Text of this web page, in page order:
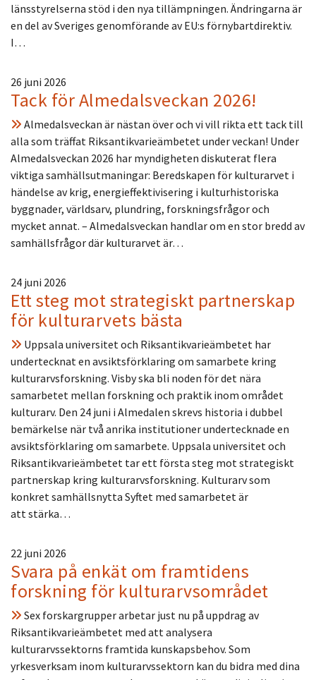
länsstyrelserna stöd i den nya tillämpningen. Ändringarna är
en del av Sveriges genomförande av EU:s förnybartdirektiv.
I…
26 juni 2026
Tack för Almedalsveckan 2026!
Almedalsveckan är nästan över och vi vill rikta ett tack till
alla som träffat Riksantikvarieämbetet under veckan! Under
Almedalsveckan 2026 har myndigheten diskuterat flera
viktiga samhällsutmaningar: Beredskapen för kulturarvet i
händelse av krig, energieffektivisering i kulturhistoriska
byggnader, världsarv, plundring, forskningsfrågor och
mycket annat. – Almedalsveckan handlar om en stor bredd av
samhällsfrågor där kulturarvet är…
24 juni 2026
Ett steg mot strategiskt partnerskap
för kulturarvets bästa
Uppsala universitet och Riksantikvarieämbetet har
undertecknat en avsiktsförklaring om samarbete kring
kulturarvsforskning. Visby ska bli noden för det nära
samarbetet mellan forskning och praktik inom området
kulturarv. Den 24 juni i Almedalen skrevs historia i dubbel
bemärkelse när två anrika institutioner undertecknade en
avsiktsförklaring om samarbete. Uppsala universitet och
Riksantikvarieämbetet tar ett första steg mot strategiskt
partnerskap kring kulturarvsforskning. Kulturarv som
konkret samhällsnytta Syftet med samarbetet är
att stärka…
22 juni 2026
Svara på enkät om framtidens
forskning för kulturarvsområdet
Sex forskargrupper arbetar just nu på uppdrag av
Riksantikvarieämbetet med att analysera
kulturarvssektorns framtida kunskapsbehov. Som
yrkesverksam inom kulturarvssektorn kan du bidra med dina